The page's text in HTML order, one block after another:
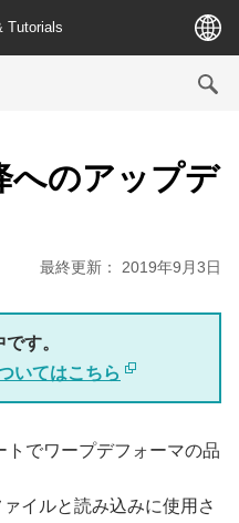
Tutorials
へのアップデ
最終更新： 2019年9月3日
す。
いてはこちら
でワープデフォーマの品
イルと読み込みに使用さ